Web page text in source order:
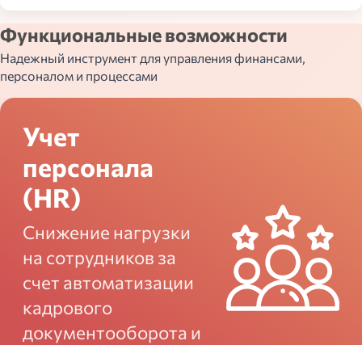
Функциональные возможности
Надежный инструмент для управления финансами,
персоналом и процессами
Учет
персонала
(HR)
Снижение нагрузки
на сотрудников за
счет автоматизации
кадрового
документооборота и